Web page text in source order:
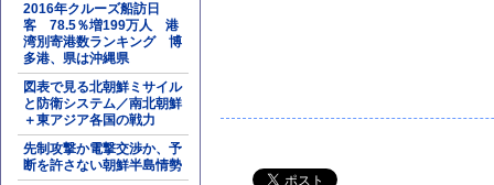
2016年クルーズ船訪日
客 78.5％増199万人 港
湾別寄港数ランキング 博
多港、県は沖縄県
図表で見る北朝鮮ミサイル
と防衛システム／南北朝鮮
＋東アジア各国の戦力
先制攻撃か電撃交渉か、予
断を許さない朝鮮半島情勢